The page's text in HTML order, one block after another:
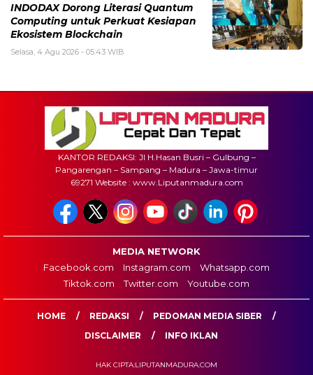
INDODAX Dorong Literasi Quantum
Computing untuk Perkuat Kesiapan
Ekosistem Blockchain
Selasa, 4 Agu 2026 - 05:43 WIB
KANTOR REDAKSI: Jl H.Hasan Busri – Gulbung –
Pangarengan – Sampang – Madura – Jawa-timur
69271 Website : www.Liputanmadura.com
MEDIA NETWORK
Facebook.com
Instagram.com
Whatsapp.com
Tiktok.com
Twitter.com Youtube.com
HOME REDAKSI
PEDOMAN MEDIA SIBER
DISCLAIMER
INFO IKLAN
HAK CIPTA:LIPUTANMADURA.COM